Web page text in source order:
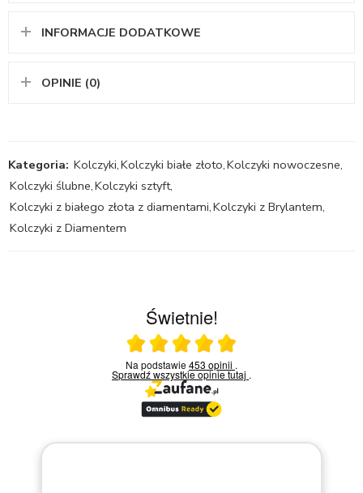
INFORMACJE DODATKOWE
OPINIE (0)
Kategoria: Kolczyki,Kolczyki białe złoto,Kolczyki nowoczesne,
Kolczyki ślubne,Kolczyki sztyft,
Kolczyki z białego złota z diamentami,Kolczyki z Brylantem,
Kolczyki z Diamentem
Świetnie!
Ocena średnia 5 na 5
Na podstawie453 opinii .
Sprawdź wszystkie opinietutaj .